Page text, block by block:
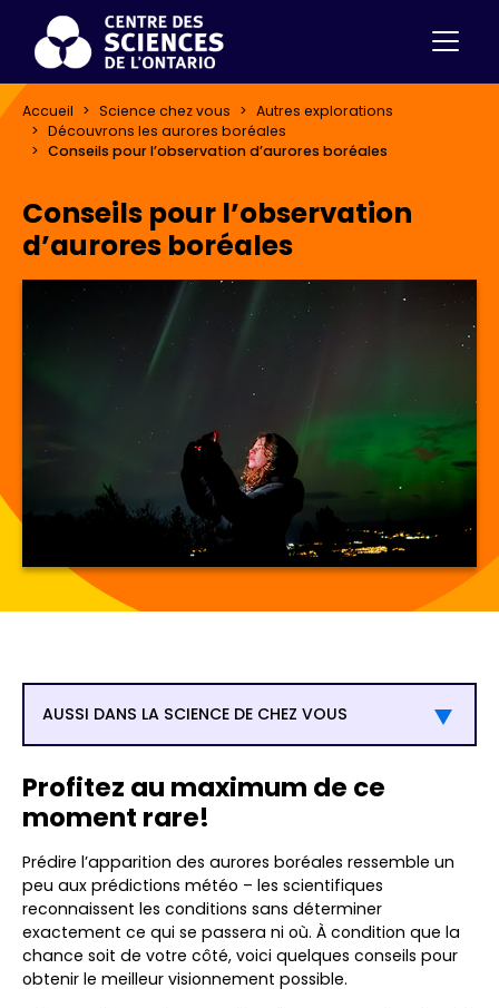
Accueil Science chez vous
Autres explorations
Découvrons les aurores boréales
Conseils pour l’observation d’aurores boréales
Conseils pour l’observation
d’aurores boréales
AUSSI DANS LA SCIENCE DE CHEZ VOUS
Profitez au maximum de ce
moment rare!
Prédire l’apparition des aurores boréales ressemble un
peu aux prédictions météo – les scientifiques
reconnaissent les conditions sans déterminer
exactement ce qui se passera ni où. À condition que la
chance soit de votre côté, voici quelques conseils pour
obtenir le meilleur visionnement possible.